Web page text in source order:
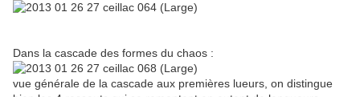
Dans la cascade des formes du chaos :
vue générale de la cascade aux premières lueurs, on distingue